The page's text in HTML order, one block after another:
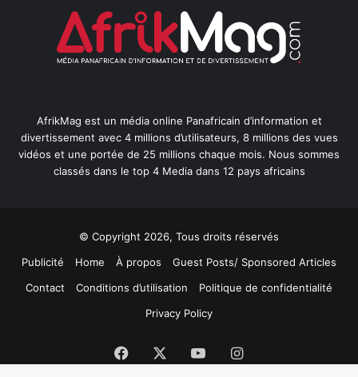
AfrikMag est un média online Panafricain d’information et
divertissement avec 4 millions d’utilisateurs, 8 millions des vues
vidéos et une portée de 25 millions chaque mois. Nous sommes
classés dans le top 4 Media dans 12 pays africains
© Copyright 2026, Tous droits réservés
Publicité
Home À propos
Guest Posts/ Sponsored Articles
Contact
Conditions d’utilisation
Politique de confidentialité
Privacy Policy
Facebook YouTubeInstagram